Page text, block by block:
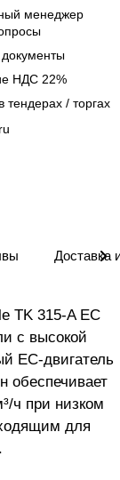
менеджер
НДС 22%
тендерах / торгах
Доставка
TK 315-A EC
с высокой
EC-двигатель
обеспечивает
ч при низком
для